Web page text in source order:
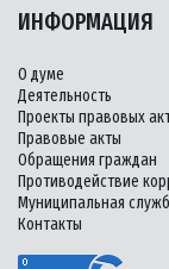
ИНФОРМАЦИЯ
О думе
Деятельность
Проекты правовых
Правовые акты
Обращения граждан
Противодействие
Муниципальная
Контакты